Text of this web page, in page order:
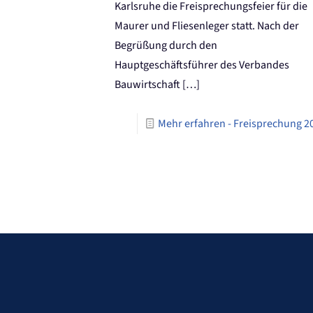
Karlsruhe die Freisprechungsfeier für die
Maurer und Fliesenleger statt. Nach der
Begrüßung durch den
Hauptgeschäftsführer des Verbandes
Bauwirtschaft[…]
Mehr erfahren- Freisprechung